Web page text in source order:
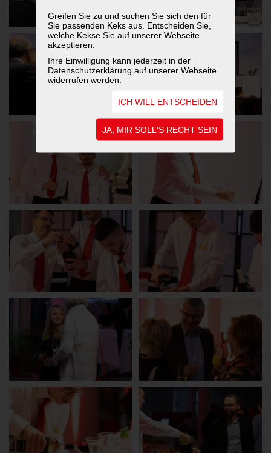
Greifen Sie zu und suchen Sie sich den für
Sie passenden Keks aus. Entscheiden Sie,
welche Kekse Sie auf unserer Webseite
akzeptieren.
Ihre Einwilligung kann jederzeit in der
Datenschutzerklärung auf unserer Webseite
widerrufen werden.
ICH WILL ENTSCHEIDEN
JA, MIR SOLL'S RECHT SEIN